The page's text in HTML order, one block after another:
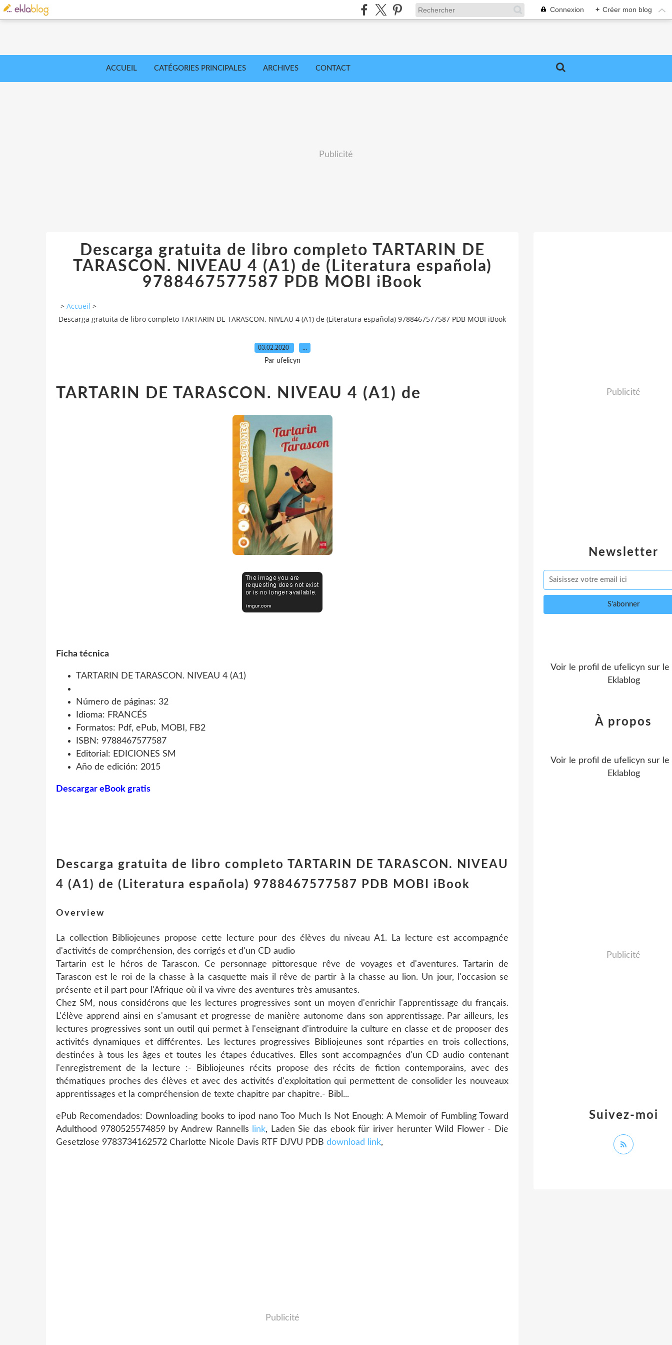
Connexion + Créer mon blog
ACCUEIL CATÉGORIES PRINCIPALES ARCHIVES CONTACT
Publicité
Descarga gratuita de libro completo TARTARIN DE
TARASCON. NIVEAU 4 (A1) de (Literatura española)
9788467577587 PDB MOBI iBook
> Accueil >
Descarga gratuita de libro completo TARTARIN DE TARASCON. NIVEAU 4 (A1) de (Literatura española) 9788467577587 PDB MOBI iBook
03.02.2020 …
Par ufelicyn
TARTARIN DE TARASCON. NIVEAU 4 (A1) de
Ficha técnica
TARTARIN DE TARASCON. NIVEAU 4 (A1)
Número de páginas: 32
Idioma: FRANCÉS
Formatos: Pdf, ePub, MOBI, FB2
ISBN: 9788467577587
Editorial: EDICIONES SM
Año de edición: 2015
Descargar eBook gratis
Descarga gratuita de libro completo TARTARIN DE TARASCON. NIVEAU
4 (A1) de (Literatura española) 9788467577587 PDB MOBI iBook
Overview
La collection Bibliojeunes propose cette lecture pour des élèves du niveau A1. La lecture est accompagnée
d'activités de compréhension, des corrigés et d'un CD audio
Tartarin est le héros de Tarascon. Ce personnage pittoresque rêve de voyages et d'aventures. Tartarin de
Tarascon est le roi de la chasse à la casquette mais il rêve de partir à la chasse au lion. Un jour, l'occasion se
présente et il part pour l'Afrique où il va vivre des aventures très amusantes.
Chez SM, nous considérons que les lectures progressives sont un moyen d'enrichir l'apprentissage du français.
L'élève apprend ainsi en s'amusant et progresse de manière autonome dans son apprentissage. Par ailleurs, les
lectures progressives sont un outil qui permet à l'enseignant d'introduire la culture en classe et de proposer des
activités dynamiques et différentes. Les lectures progressives Bibliojeunes sont réparties en trois collections,
destinées à tous les âges et toutes les étapes éducatives. Elles sont accompagnées d'un CD audio contenant
l'enregistrement de la lecture :- Bibliojeunes récits propose des récits de fiction contemporains, avec des
thématiques proches des élèves et avec des activités d'exploitation qui permettent de consolider les nouveaux
apprentissages et la compréhension de texte chapitre par chapitre.- Bibl...
ePub Recomendados: Downloading books to ipod nano Too Much Is Not Enough: A Memoir of Fumbling Toward
Adulthood 9780525574859 by Andrew Rannells
link, Laden Sie das ebook für iriver herunter Wild Flower - Die
Gesetzlose 9783734162572 Charlotte Nicole Davis RTF DJVU PDB download link,
Publicité
Newsletter
Publicité
Voir le profil de ufelicyn sur le
Eklablog
Suivez-moi
À propos
Voir le profil de ufelicyn sur le
Eklablog
Publicité